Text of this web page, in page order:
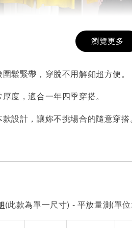
190
450
- +
希望相隨
NT$ 190
NT$ 450
瀏覽更多
鬆緊帶，穿脫不用解釦超方便。
度，適合一年四季穿搭。
設計，讓妳不挑場合的隨意穿搭
(此款為單一尺寸) - 平放量測(單